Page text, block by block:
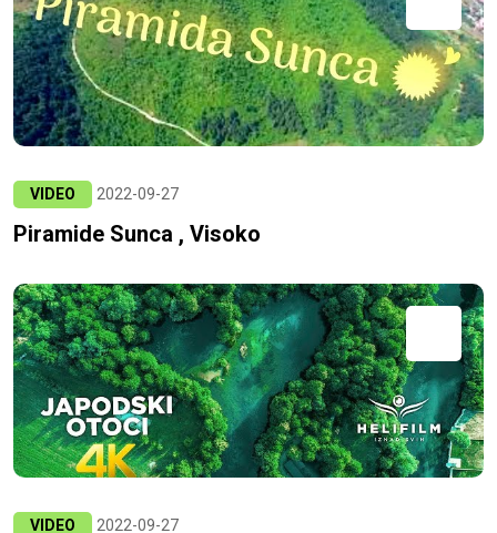
VIDEO 2022-09-27
Piramide Sunca , Visoko
VIDEO 2022-09-27